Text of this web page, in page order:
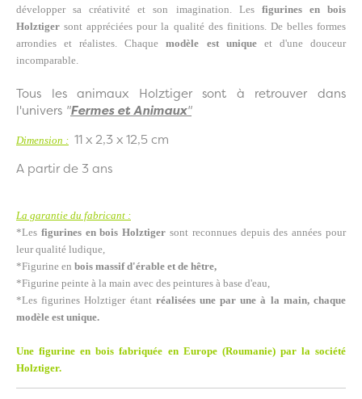
développer sa créativité et son imagination. Les figurines en bois
Holztiger sont appréciées pour la qualité des finitions. De belles formes
arrondies et réalistes. Chaquemodèle est uniqueet d'une douceur
incomparable.
Tous les animaux Holztiger sont à retrouver dans
l'univers "Fermes et Animaux"
Dimension : 11 x 2,3 x 12,5 cm
A partir de 3 ans
La garantie du fabricant :
*Les figurines en bois Holztiger sont reconnues depuis des années pour
leur qualité ludique,
*Figurine en bois massif d'érable et de hêtre,
*Figurine peinte à la main avec des peintures à base d'eau,
*Les figurines Holztiger étant réalisées une par une à la main, chaque
modèle est unique.
Une figurine en bois fabriquée en Europe (Roumanie) par la société
Holztiger.